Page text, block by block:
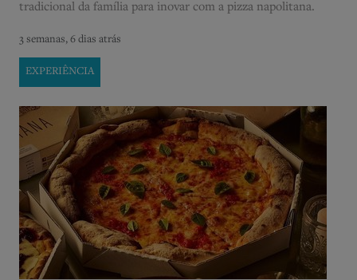
tradicional da família para inovar com a pizza napolitana.
3 semanas, 6 dias atrás
EXPERIÊNCIA